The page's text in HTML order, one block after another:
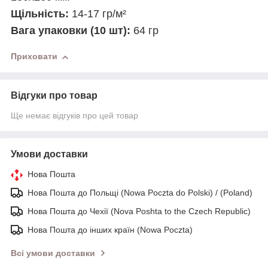
Щільність: 14-17 гр/м²
Вага упаковки (10 шт): 64 гр
Приховати
Відгуки про товар
Ще немає відгуків про цей товар
Умови доставки
Нова Пошта
Нова Пошта до Польщі (Nowa Poczta do Polski) / (Poland)
Нова Пошта до Чехії (Nova Poshta to the Czech Republic)
Нова Пошта до інших країн (Nowa Poczta)
Всі умови доставки